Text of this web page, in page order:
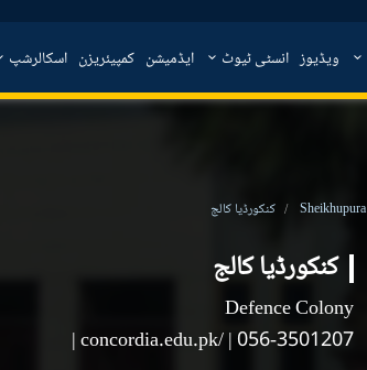
ویڈیوز انسٹی ٹیوٹ ایڈمیشن کمپیئریزن اسکالرشپ
Sheikhupura کنکورڈیا کالج
کنکورڈیا کالج
Defence Colony
concordia.edu.pk/| 056-3501207
|